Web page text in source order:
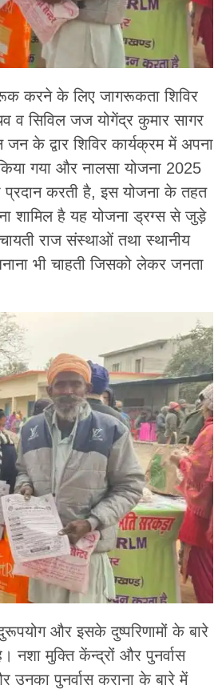
करने के लिए जागरूकता शिविर
व सिविल जज योगेंद्र कुमार सागर
के द्वार शिविर कार्यक्रम में अपना
गया और नालसा योजना 2025
प्रदान करती है, इस योजना के तहत
शामिल है यह योजना ड्रग्स से जुड़े
राज संस्थाओं तथा स्थानीय
भी चाहती जिसको लेकर जनता
और इसके दुष्परिणामों के बारे
नशा मुक्ति केंन्द्रों और पुनर्वास
पुनर्वास कराना के बारे में